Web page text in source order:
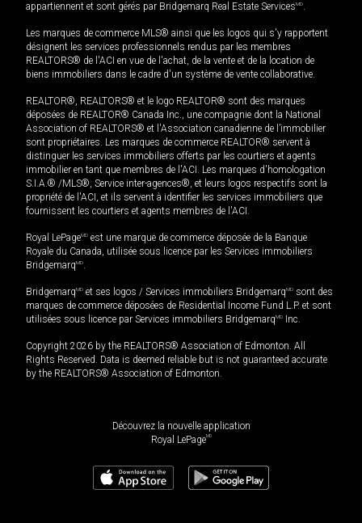
appartiennent et sont gérés par Bridgemarq Real Estate ServicesMD.
Les marques de commerce MLS® ainsi que les logos qui s'y rapportent
désignent les services professionnels rendus par les membres
REALTORS® de l'ACI en vue de l'achat, de la vente et de la location de
biens immobiliers dans le cadre d'un système de vente collaborative.
REALTOR®, REALTORS® et le logo REALTOR® sont des marques
déposées de REALTOR® Canada Inc., une compagnie dont la National
Association of REALTORS® et l'Association canadienne de l’immobilier
sont propriétaires. Les marques de commerce REALTOR® servent à
distinguer les services immobiliers offerts par les courtiers et agents
immobilier en tant que membres de l'ACI. Les marques d'homologation
S.I.A.® /MLS®, Service inter-agences®, et leurs logos respectifs sont la
propriété de l'ACI, et ils servent à identifier les services immobiliers que
fournissent les courtiers et agents membres de l'ACI.
Royal LePageMD est une marque de commerce déposée de la Banque
Royale du Canada, utilisée sous licence par les Services immobiliers
BridgemarqMD.
BridgemarqMD et ses logos / Services immobiliers BridgemarqMD sont des
marques de commerce déposées de Residential Income Fund L.P. et sont
utilisées sous licence par Services immobiliers BridgemarqMD Inc.
Copyright 2026 by the REALTORS® Association of Edmonton. All
Rights Reserved. Data is deemed reliable but is not guaranteed accurate
by the REALTORS® Association of Edmonton.
Découvrez la nouvelle application
Royal LePageMD